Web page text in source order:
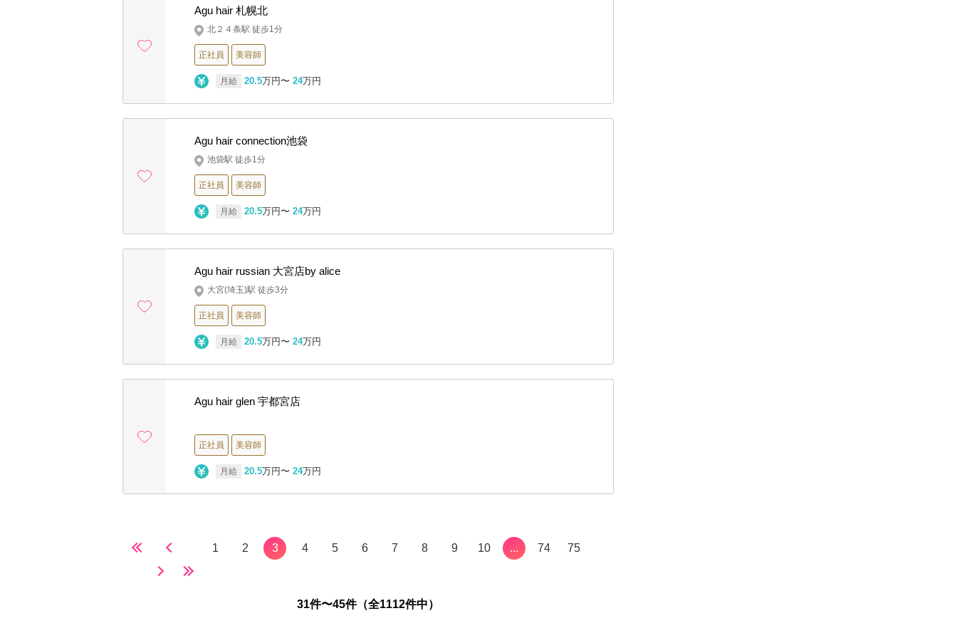
Agu hair 札幌北
北２４条駅 徒歩1分
正社員 美容師
月給 20.5万円〜 24万円
Agu hair connection池袋
池袋駅 徒歩1分
正社員 美容師
月給 20.5万円〜 24万円
Agu hair russian 大宮店by alice
大宮(埼玉)駅 徒歩3分
正社員 美容師
月給 20.5万円〜 24万円
Agu hair glen 宇都宮店
正社員 美容師
月給 20.5万円〜 24万円
1 2 3 4 5 6 7 8 9 10 ... 74 75
31件〜45件（全1112件中）